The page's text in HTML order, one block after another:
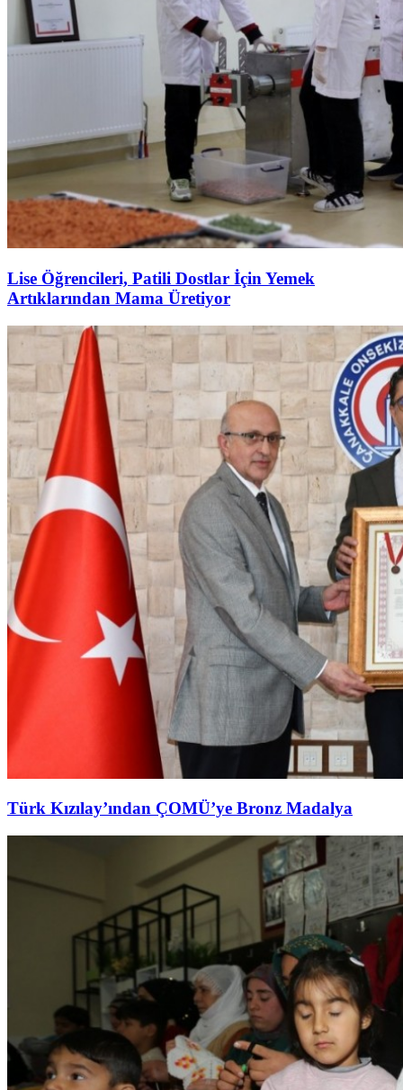
Lise Öğrencileri, Patili Dostlar İçin Yemek
Artıklarından Mama Üretiyor
Türk Kızılay’ından ÇOMÜ’ye Bronz Madalya